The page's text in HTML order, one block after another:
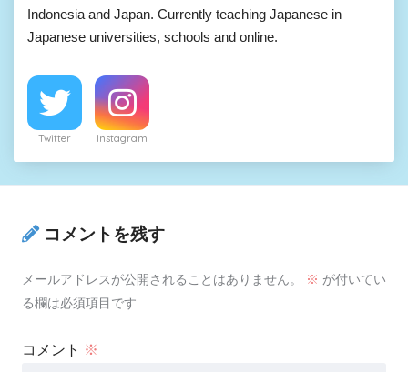
Indonesia and Japan. Currently teaching Japanese in
Japanese universities, schools and online.
Twitter Instagram
コメントを残す
メールアドレスが公開されることはありません。 ※ が付いてい
る欄は必須項目です
コメント ※